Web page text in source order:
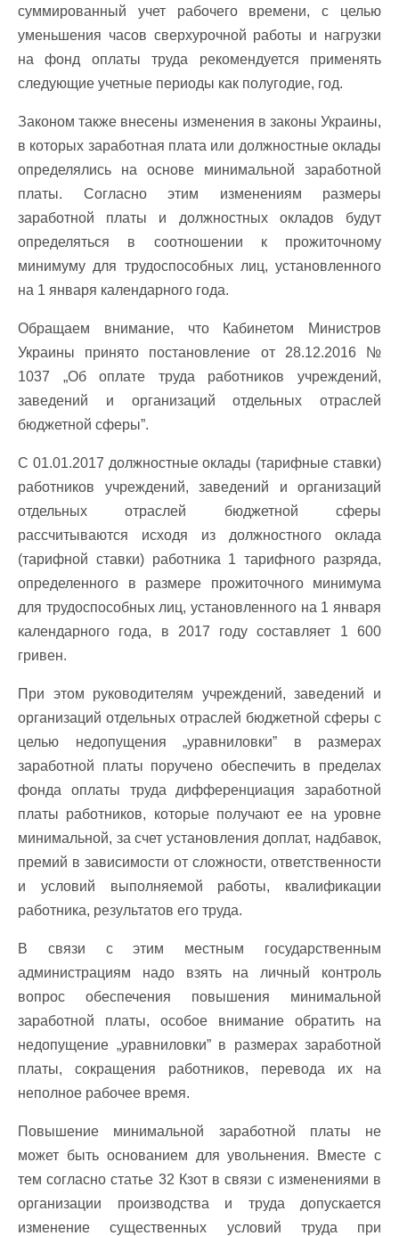
суммированный учет рабочего времени, с целью
уменьшения часов сверхурочной работы и нагрузки
на фонд оплаты труда рекомендуется применять
следующие учетные периоды как полугодие, год.
Законом также внесены изменения в законы Украины,
в которых заработная плата или должностные оклады
определялись на основе минимальной заработной
платы. Согласно этим изменениям размеры
заработной платы и должностных окладов будут
определяться в соотношении к прожиточному
минимуму для трудоспособных лиц, установленного
на 1 января календарного года.
Обращаем внимание, что Кабинетом Министров
Украины принято постановление от 28.12.2016 №
1037 „Об оплате труда работников учреждений,
заведений и организаций отдельных отраслей
бюджетной сферы”.
С 01.01.2017 должностные оклады (тарифные ставки)
работников учреждений, заведений и организаций
отдельных отраслей бюджетной сферы
рассчитываются исходя из должностного оклада
(тарифной ставки) работника 1 тарифного разряда,
определенного в размере прожиточного минимума
для трудоспособных лиц, установленного на 1 января
календарного года, в 2017 году составляет 1 600
гривен.
При этом руководителям учреждений, заведений и
организаций отдельных отраслей бюджетной сферы с
целью недопущения „уравниловки” в размерах
заработной платы поручено обеспечить в пределах
фонда оплаты труда дифференциация заработной
платы работников, которые получают ее на уровне
минимальной, за счет установления доплат, надбавок,
премий в зависимости от сложности, ответственности
и условий выполняемой работы, квалификации
работника, результатов его труда.
В связи с этим местным государственным
администрациям надо взять на личный контроль
вопрос обеспечения повышения минимальной
заработной платы, особое внимание обратить на
недопущение „уравниловки” в размерах заработной
платы, сокращения работников, перевода их на
неполное рабочее время.
Повышение минимальной заработной платы не
может быть основанием для увольнения. Вместе с
тем согласно статье 32 Кзот в связи с изменениями в
организации производства и труда допускается
изменение существенных условий труда при